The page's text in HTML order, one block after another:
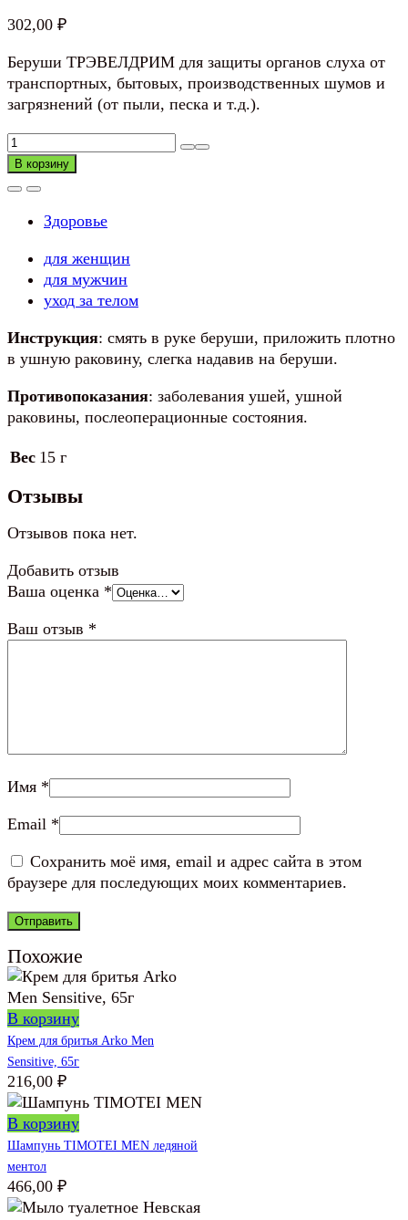
302,00 ₽
Беруши ТРЭВЕЛДРИМ для защиты органов слуха от
транспортных, бытовых, производственных шумов и
загрязнений (от пыли, песка и т.д.).
Количество
товара
Беруши
Защита
шума
№2,
пенопропиленовые,
2шт
В корзину
Здоровье
для женщин
для мужчин
уход за телом
Инструкция: смять в руке беруши, приложить плотно
в ушную раковину, слегка надавив на беруши.
Противопоказания: заболевания ушей, ушной
раковины, послеоперационные состояния.
Вес 15 г
Отзывы
Отзывов пока нет.
Добавить отзыв
Ваша оценка *
Ваш отзыв *
Имя *
Email *
Сохранить моё имя, email и адрес сайта в этом
браузере для последующих моих комментариев.
Похожие
В корзину
Крем для бритья Arko Men
Sensitive, 65г
216,00 ₽
В корзину
Шампунь TIMOTEI MEN ледяной
ментол
466,00 ₽